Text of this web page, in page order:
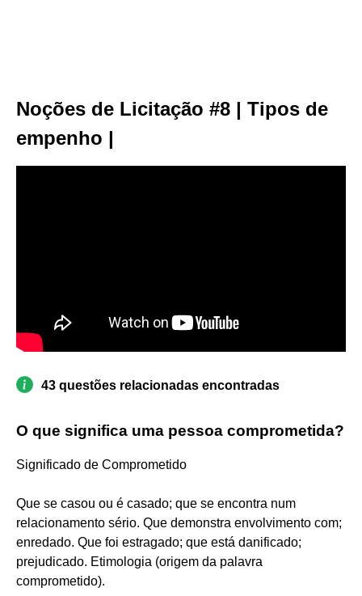
Noções de Licitação #8 | Tipos de
empenho |
43 questões relacionadas encontradas
O que significa uma pessoa comprometida?
Significado de Comprometido
Que se casou ou é casado; que se encontra num
relacionamento sério. Que demonstra envolvimento com;
enredado. Que foi estragado; que está danificado;
prejudicado. Etimologia (origem da palavra
comprometido).